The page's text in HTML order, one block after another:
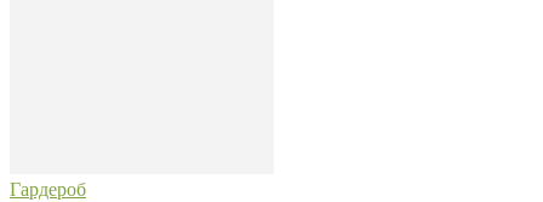
Гардероб